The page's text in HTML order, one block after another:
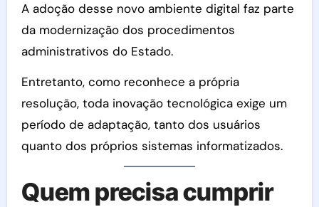
A adoção desse novo ambiente digital faz parte
da modernização dos procedimentos
administrativos do Estado.
Entretanto, como reconhece a própria
resolução, toda inovação tecnológica exige um
período de adaptação, tanto dos usuários
quanto dos próprios sistemas informatizados.
Quem precisa cumprir